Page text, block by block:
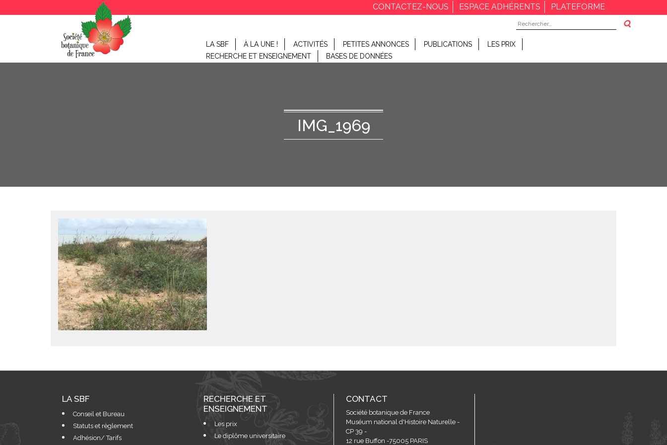
CONTACTEZ-NOUS ESPACE ADHÉRENTS
PLATEFORME
Rechercher :
LA SBF À LA UNE ! ACTIVITÉS PETITES ANNONCES PUBLICATIONS
LES PRIX
RECHERCHE ET ENSEIGNEMENT
BASES DE DONNÉES
IMG_1969
LA SBF
Conseil et Bureau
Statuts et règlement
Adhésion/ Tarifs
RECHERCHE ET
ENSEIGNEMENT
Les prix
Le diplôme universitaire
CONTACT
Société botanique de France
Muséum national d'Histoire Naturelle -
CP 39 -
12 rue Buffon -75005 PARIS